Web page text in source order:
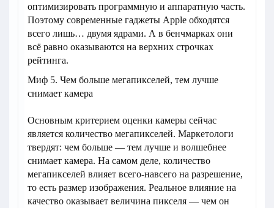
оптимизировать программную и аппаратную часть.
Поэтому современные гаджеты Apple обходятся
всего лишь… двумя ядрами. А в бенчмарках они
всё равно оказываются на верхних строчках
рейтинга.
Миф 5. Чем больше мегапикселей, тем лучше
снимает камера
Основным критерием оценки камеры сейчас
является количество мегапикселей. Маркетологи
твердят: чем больше — тем лучше и волшебнее
снимает камера. На самом деле, количество
мегапикселей влияет всего-навсего на разрешение,
то есть размер изображения. Реальное влияние на
качество оказывает величина пикселя — чем он